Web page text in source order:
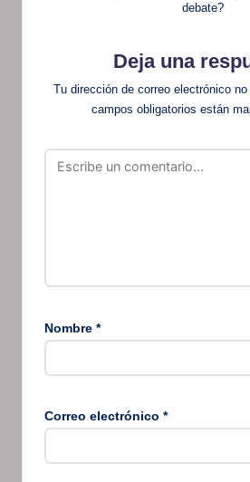
debate?
Deja una
Tu dirección de correo electrónico no
campos obligatorios están
Nombre *
Correo electrónico *